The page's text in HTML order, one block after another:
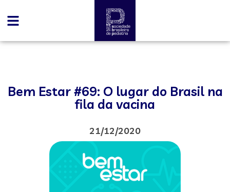
Bem Estar #69: O lugar do Brasil na
fila da vacina
21/12/2020